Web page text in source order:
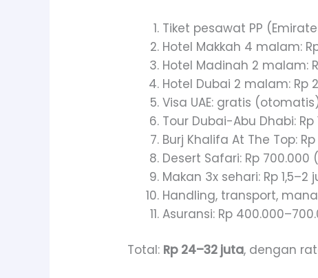
Tiket pesawat PP
Hotel Makkah 4 malam:
Hotel Madinah 2 malam:
Hotel Dubai 2 malam: Rp
Visa UAE: gratis
Tour Dubai-Abu Dhabi: Rp
Burj Khalifa At The Top:
Desert Safari: Rp
Makan 3x sehari: Rp 1,5–2
Handling, transport,
Asuransi: Rp
Total: Rp 24–32 juta, dengan